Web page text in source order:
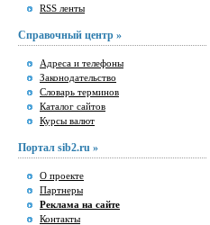
RSS ленты
Справочный центр »
Адреса и телефоны
Законодательство
Словарь терминов
Каталог сайтов
Курсы валют
Портал sib2.ru »
О проекте
Партнеры
Реклама на сайте
Контакты